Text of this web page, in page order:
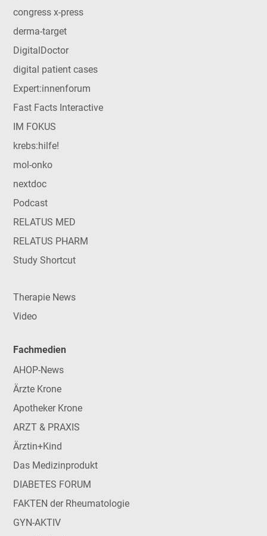
congress x-press
derma-target
DigitalDoctor
digital patient cases
Expert:innenforum
Fast Facts Interactive
IM FOKUS
krebs:hilfe!
mol-onko
nextdoc
Podcast
RELATUS MED
RELATUS PHARM
Study Shortcut
Therapie News
Video
Fachmedien
AHOP-News
Ärzte Krone
Apotheker Krone
ARZT & PRAXIS
Ärztin+Kind
Das Medizinprodukt
DIABETES FORUM
FAKTEN der Rheumatologie
GYN-AKTIV